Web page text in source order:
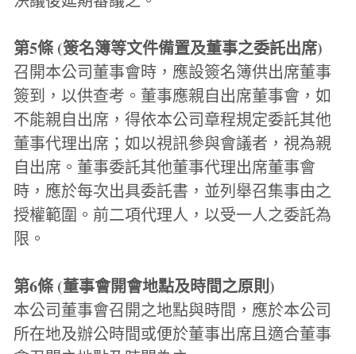
第5條 (簽名簿等文件備置及董事之委託出席)
召開本公司董事會時，應設簽名簿供出席董事
簽到，以供查考。董事應親自出席董事會，如
不能親自出席，得依本公司章程規定委託其他
董事代理出席；如以視訊參與會議者，視為親
自出席。董事委託其他董事代理出席董事會
時，應於每次出具委託書，並列舉召集事由之
授權範圍。前二項代理人，以受一人之委託為
限。
第6條 (董事會開會地點及時間之原則)
本公司董事會召開之地點與時間，應於本公司
所在地及辦公時間或便於董事出席且適合董事